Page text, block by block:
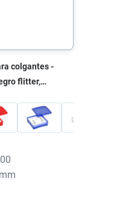
colgantes -
flitter,